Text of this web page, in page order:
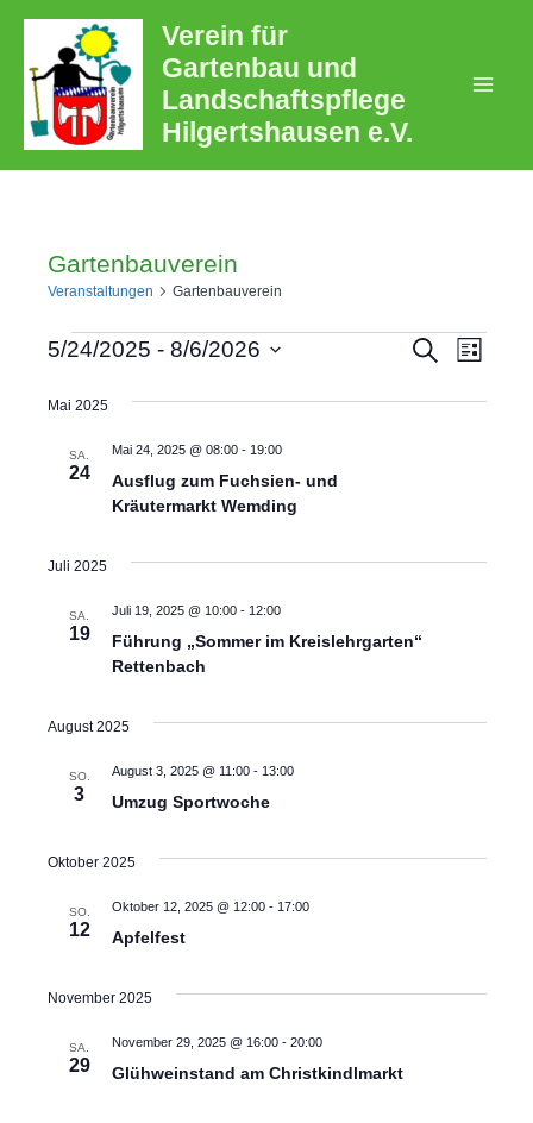
Zum
springen
Verein für
Gartenbau und
Landschaftspflege
Hilgertshausen e.V.
Gartenbauverein
Veranstaltungen Gartenbauverein
Veranstaltungen Suche
Liste
5/24/2025 - 8/6/2026
wählen.
Mai 2025
SA.
24
Ausflug zum Fuchsien- und
Kräutermarkt Wemding
Mai 24, 2025 @ 08:00- 19:00
Juli 2025
SA.
19
Führung „Sommer im Kreislehrgarten“
Rettenbach
Juli 19, 2025 @ 10:00- 12:00
August 2025
SO.
3 Umzug Sportwoche
August 3, 2025 @ 11:00- 13:00
Oktober 2025
SO.
12 Apfelfest
Oktober 12, 2025 @ 12:00- 17:00
November 2025
SA.
29 Glühweinstand am Christkindlmarkt
November 29, 2025 @ 16:00- 20:00